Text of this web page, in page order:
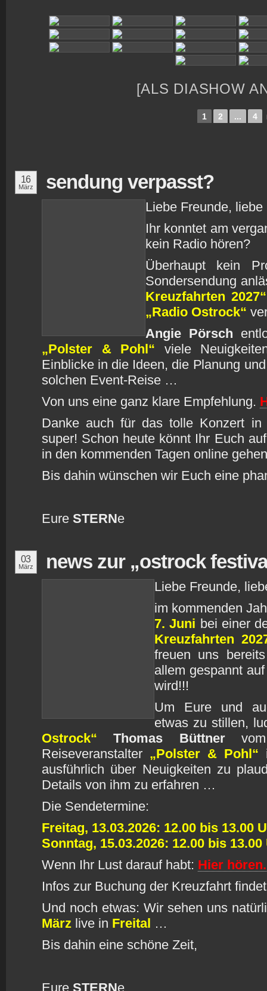
[ALS DIASHOW
1 2 ... 4
16
März sendung verpasst?
Liebe Freunde, liebe
Ihr konntet am
kein Radio hören?
Überhaupt kein
Sondersendung
Kreuzfahrten 2027“
„Radio Ostrock“
Angie Pörsch
„Polster & Pohl“ viele
Einblicke in die Ideen, die Planung
solchen Event-Reise …
Von uns eine ganz klare Empfehlung.
Danke auch für das tolle Konzert
super! Schon heute könnt Ihr Euch
in den kommenden Tagen online
Bis dahin wünschen wir Euch eine
Eure STERNe
03
März news zur „ostrock
Liebe Freunde,
im kommenden
7. Juni bei einer
Kreuzfahrten
freuen uns
allem gespannt
wird!!!
Um Eure und
etwas zu stillen,
Ostrock“ Thomas Büttner
Reiseveranstalter „Polster & Pohl“
ausführlich über Neuigkeiten zu
Details von ihm zu erfahren …
Die Sendetermine:
Freitag, 13.03.2026: 12.00 bis 13.00
Sonntag, 15.03.2026: 12.00 bis 13.00
Wenn Ihr Lust darauf habt: Hier hören.
Infos zur Buchung der Kreuzfahrt
Und noch etwas: Wir sehen uns
März live in Freital …
Bis dahin eine schöne Zeit,
Eure STERNe